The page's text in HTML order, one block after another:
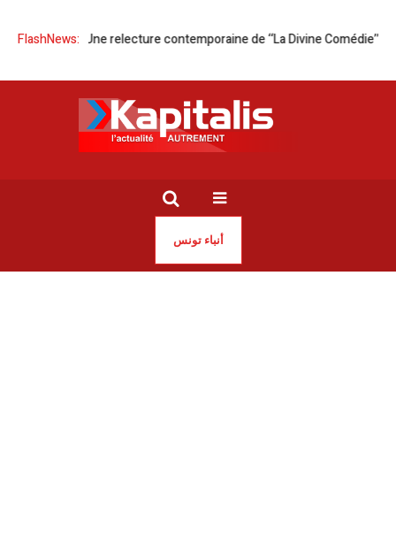
FlashNews:
| Une relecture contemporaine de ‘‘La Divine Comédie’’ Tunisie
أنباء تونس